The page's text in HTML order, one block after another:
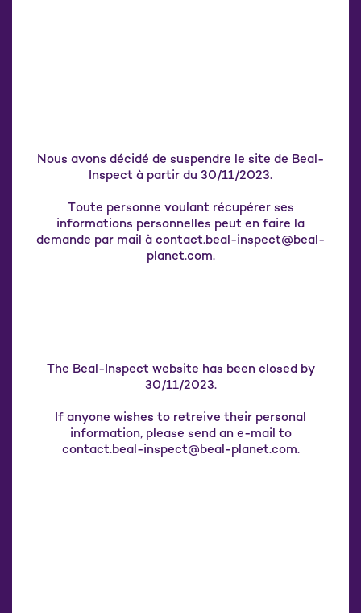
Nous avons décidé de suspendre le site de Beal-
Inspect à partir du 30/11/2023.
Toute personne voulant récupérer ses
informations personnelles peut en faire la
demande par mail à contact.beal-inspect@beal-
planet.com.
The Beal-Inspect website has been closed by
30/11/2023.
If anyone wishes to retreive their personal
information, please send an e-mail to
contact.beal-inspect@beal-planet.com.